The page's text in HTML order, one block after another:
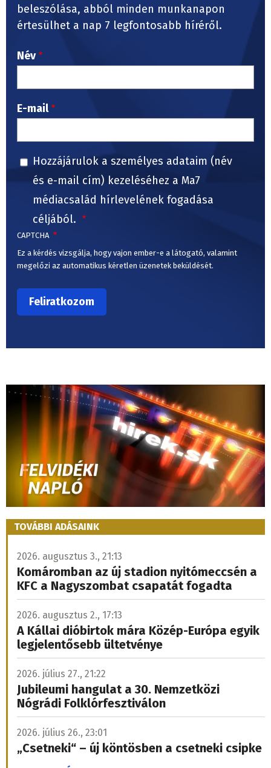
beleszólása, abból minden munkanapon
értesülhet a nap 7 legfontosabb híréről.
Név
E-mail
Hozzájárulok a személyes adataim (név
és e-mail cím) kezeléséhez a Ma7
médiacsalád hírlevelének fogadása
céljából.
CAPTCHA
Ez a kérdés vizsgálja, hogy vajon ember-e a látogató, valamint
megelőzi az automatikus kéretlen üzenetek beküldését.
TOVÁBBI ADÁSAINK
2026. augusztus 3., 21:13
Komáromban az új stadion nyitómeccsén a
KFC a Nagyszombat csapatát fogadta
2026. augusztus 2., 17:13
A Kállai dióbirtok mára Közép-Európa egyik
legjelentősebb ültetvénye
2026. július 27., 21:22
Jubileumi hangulat a 30. Nemzetközi
Nógrádi Folklórfesztiválon
2026. július 26., 23:01
„Csetneki“ – új köntösben a csetneki csipke